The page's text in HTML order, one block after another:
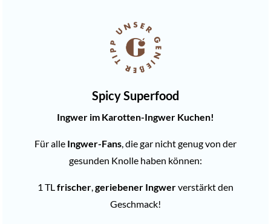
Spicy Superfood
Ingwer im Karotten-Ingwer Kuchen!
Für alle Ingwer-Fans, die gar nicht genug von der
gesunden Knolle haben können:
1 TLfrischer,geriebener Ingwerverstärkt den
Geschmack!